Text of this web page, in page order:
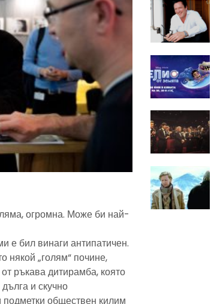
огромна. Може би най-
е бил винаги антипатичен.
някой „голям“ почине,
ръкава дитирамба, която
и скучно
обществен килим